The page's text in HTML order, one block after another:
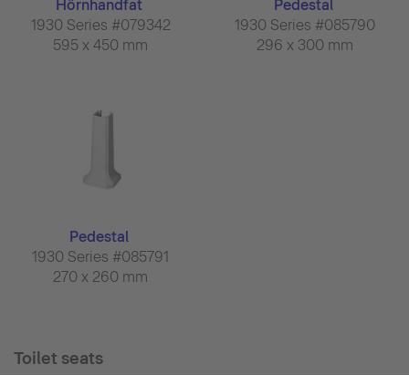
Hörnhandfat
1930 Series #079342
595 x 450 mm
Pedestal
1930 Series #085790
296 x 300 mm
Pedestal
1930 Series #085791
270 x 260 mm
Toilet seats